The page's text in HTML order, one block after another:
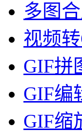
多图
视频
GIF拼
GIF编
GIF缩